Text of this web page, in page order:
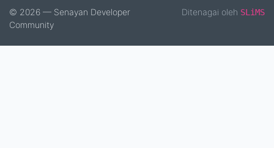
© 2026 — Senayan Developer
Community
Ditenagai oleh SLiMS